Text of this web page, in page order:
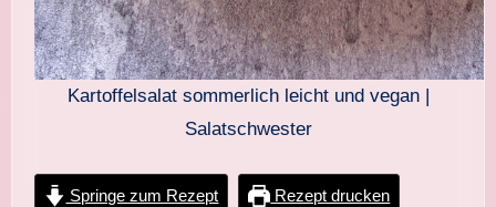
Kartoffelsalat sommerlich leicht und vegan |
Salatschwester
Springe zum Rezept Rezept drucken